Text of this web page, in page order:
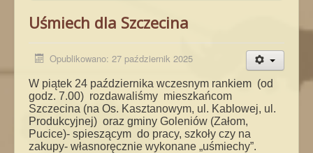
Uśmiech dla Szczecina
Opublikowano: 27 październik 2025
W piątek 24 października wczesnym rankiem (od
godz. 7.00) rozdawaliśmy mieszkańcom
Szczecina (na Os. Kasztanowym, ul. Kablowej, ul.
Produkcyjnej) oraz gminy Goleniów (Załom,
Pucice)- spieszącym do pracy, szkoły czy na
zakupy- własnoręcznie wykonane „uśmiechy”.